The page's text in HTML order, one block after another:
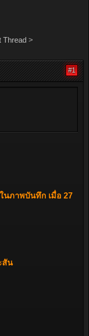
Thread>
#1
นภาพบันทึก เมื่อ 27
สัน